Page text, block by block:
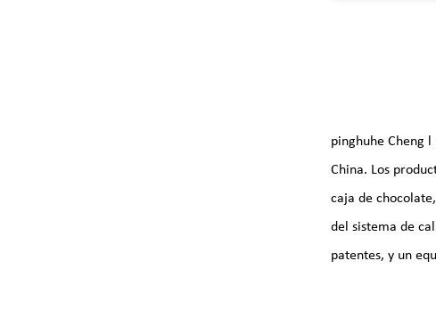
juguetes, caja
pinghuhe Cheng
China. Los
caja de
del sistema de
patentes, y un